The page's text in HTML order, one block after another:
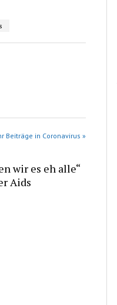
Beiträge in Coronavirus »
wir es eh alle“
Aids